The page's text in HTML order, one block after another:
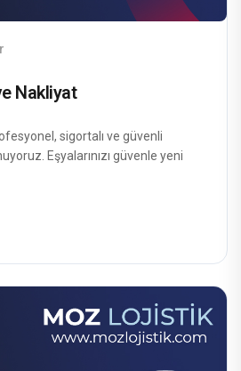
Nakliyat
sigortalı ve güvenli
Eşyalarınızı güvenle yeni